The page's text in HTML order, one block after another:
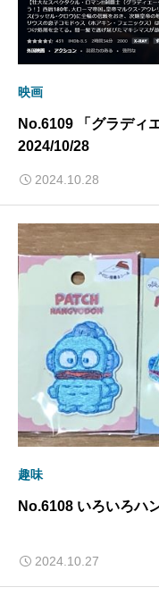
映画
No.6109 「グラディ
2024/10/28
2024.10.28
趣味
No.6108 いろいろハ
2024.10.27